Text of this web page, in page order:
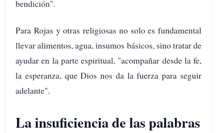
bendición".
Para Rojas y otras religiosas no solo es fundamental
llevar alimentos, agua, insumos básicos, sino tratar de
ayudar en la parte espiritual, "acompañar desde la fe,
la esperanza, que Dios nos da la fuerza para seguir
adelante".
La insuficiencia de las palabras